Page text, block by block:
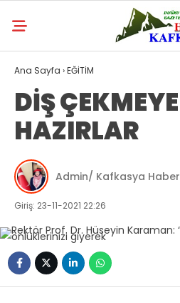
Ana Sayfa ›EĞİTİM
DİŞ ÇEKMEYE
HAZIRLAR
Admin/ Kafkasya Haber
Giriş: 23-11-2021 22:26